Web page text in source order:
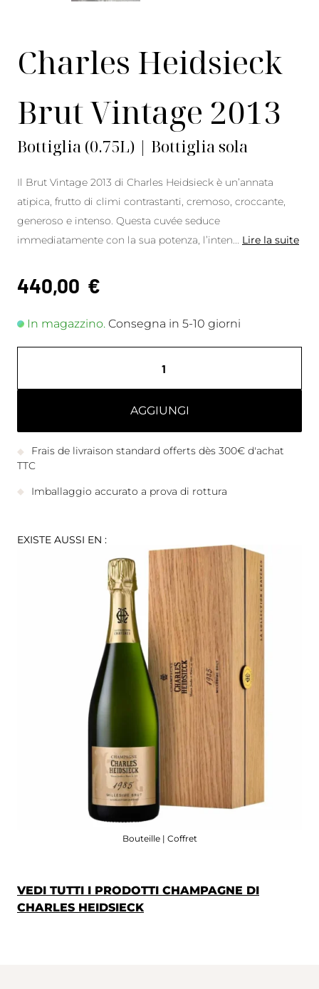
Charles Heidsieck
Brut Vintage 2013
Bottiglia (0.75L) | Bottiglia sola
Il Brut Vintage 2013 di Charles Heidsieck è un’annata
atipica, frutto di climi contrastanti, cremoso, croccante,
generoso e intenso. Questa cuvée seduce
immediatamente con la sua potenza, l’inten
Lire la suite
440,00 €
In magazzino. Consegna in 5-10 giorni
AGGIUNGI
Frais de livraison standard offerts dès 300€ d'achat
TTC
Imballaggio accurato a prova di rottura
EXISTE AUSSI EN :
Bouteille | Coffret
VEDI TUTTI I PRODOTTI CHAMPAGNE DI
CHARLES HEIDSIECK